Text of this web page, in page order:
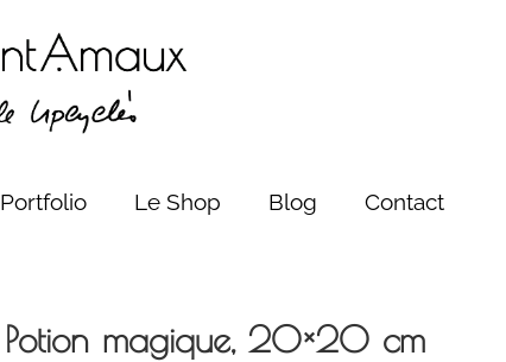
Portfolio Le Shop Blog Contact
Potion magique, 20×20 cm